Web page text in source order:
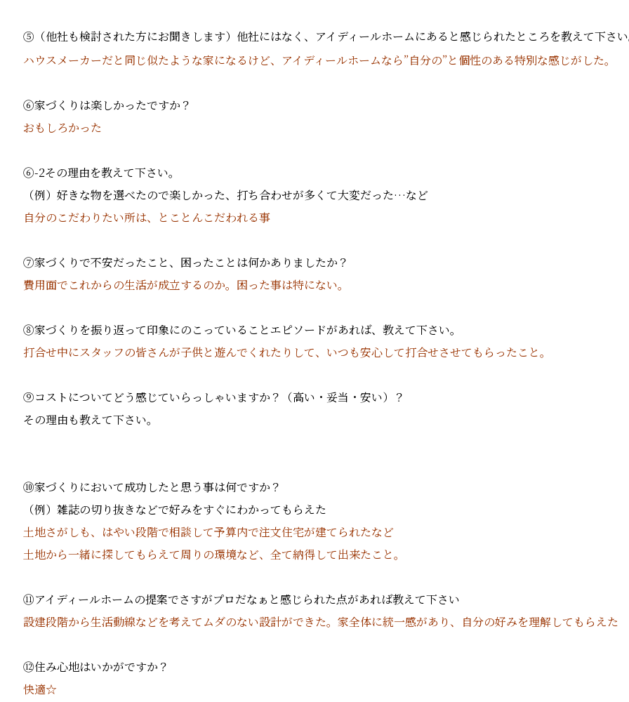
⑤（他社も検討された方にお聞きします）他社にはなく、アイディールホームにあると感じられたところを教えて下さい
ハウスメーカーだと同じ似たような家になるけど、アイディールホームなら”自分の”と個性のある特別な感じがした。
⑥家づくりは楽しかったですか？
おもしろかった
⑥-2その理由を教えて下さい。
（例）好きな物を選べたので楽しかった、打ち合わせが多くて大変だった…など
自分のこだわりたい所は、とことんこだわれる事
⑦家づくりで不安だったこと、困ったことは何かありましたか？
費用面でこれからの生活が成立するのか。困った事は特にない。
⑧家づくりを振り返って印象にのこっていることエピソードがあれば、教えて下さい。
打合せ中にスタッフの皆さんが子供と遊んでくれたりして、いつも安心して打合せさせてもらったこと。
⑨コストについてどう感じていらっしゃいますか？（高い・妥当・安い）？
その理由も教えて下さい。
⑩家づくりにおいて成功したと思う事は何ですか？
（例）雑誌の切り抜きなどで好みをすぐにわかってもらえた
土地さがしも、はやい段階で相談して予算内で注文住宅が建てられたなど
土地から一緒に探してもらえて周りの環境など、全て納得して出来たこと。
⑪アイディールホームの提案でさすがプロだなぁと感じられた点があれば教えて下さい
設建段階から生活動線などを考えてムダのない設計ができた。家全体に統一感があり、自分の好みを理解してもらえた
⑫住み心地はいかがですか？
快適☆